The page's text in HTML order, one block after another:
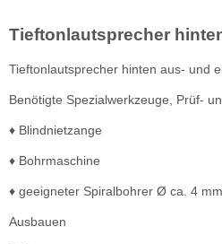
Tieftonlautsprecher
Tieftonlautsprecher hinten aus- und
Benötigte Spezialwerkzeuge, Prüf-
♦ Blindnietzange
♦ Bohrmaschine
♦ geeigneter Spiralbohrer Ø ca. 4 mm
Ausbauen